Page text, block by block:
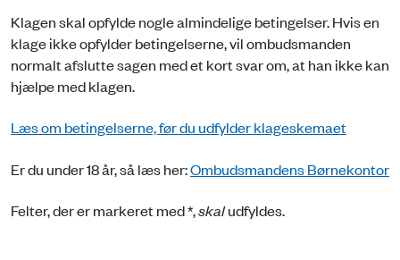
Klagen skal opfylde nogle almindelige betingelser. Hvis en
klage ikke opfylder betingelserne, vil ombudsmanden
normalt afslutte sagen med et kort svar om, at han ikke kan
hjælpe med klagen.
Læs om betingelserne, før du udfylder klageskemaet
Er du under 18 år, så læs her:Ombudsmandens Børnekontor
Felter, der er markeret med *,skaludfyldes.